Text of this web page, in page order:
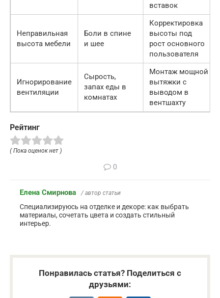
вставок
Неправильная
высота мебели
Боли в спине
и шее
Корректировка
высоты под
рост основного
пользователя
Игнорирование
вентиляции
Сырость,
запах еды в
комнатах
Монтаж мощной
вытяжки с
выводом в
вентшахту
Рейтинг
( Пока оценок нет )
0
Елена Смирнова / автор статьи
Специализируюсь на отделке и декоре: как выбрать
материалы, сочетать цвета и создать стильный
интерьер.
Понравилась статья? Поделиться с
друзьями: